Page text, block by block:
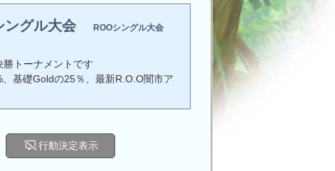
ングル大会 ROOシングル大会
トーナメントです
基礎Goldの25％、最新R.O.O闇市ア
行動決定表示